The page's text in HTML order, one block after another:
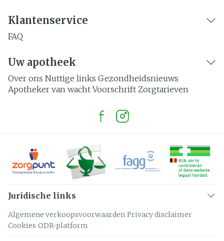
Klantenservice
FAQ
Uw apotheek
Over ons Nuttige links Gezondheidsnieuws
Apotheker van wacht Voorschrift Zorgtarieven
Juridische links
Algemene verkoopsvoorwaarden Privacy disclaimer
Cookies ODR-platform